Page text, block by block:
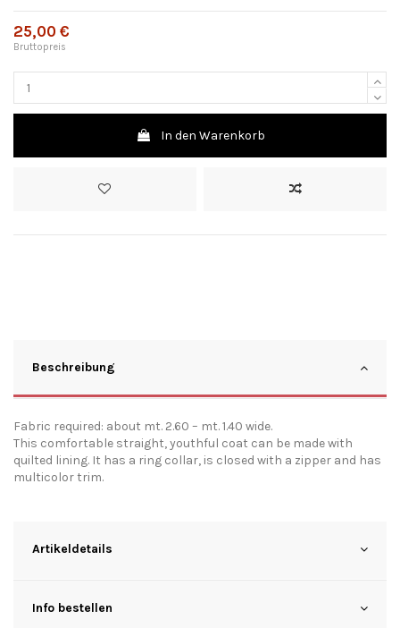
25,00 €
Bruttopreis
In den Warenkorb
Beschreibung
Fabric required: about mt. 2.60 – mt. 1.40 wide.
This comfortable straight, youthful coat can be made with
quilted lining. It has a ring collar, is closed with a zipper and has
multicolor trim.
Artikeldetails
Info bestellen